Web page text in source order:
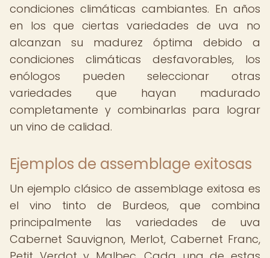
condiciones climáticas cambiantes. En años
en los que ciertas variedades de uva no
alcanzan su madurez óptima debido a
condiciones climáticas desfavorables, los
enólogos pueden seleccionar otras
variedades que hayan madurado
completamente y combinarlas para lograr
un vino de calidad.
Ejemplos de assemblage exitosas
Un ejemplo clásico de assemblage exitosa es
el vino tinto de Burdeos, que combina
principalmente las variedades de uva
Cabernet Sauvignon, Merlot, Cabernet Franc,